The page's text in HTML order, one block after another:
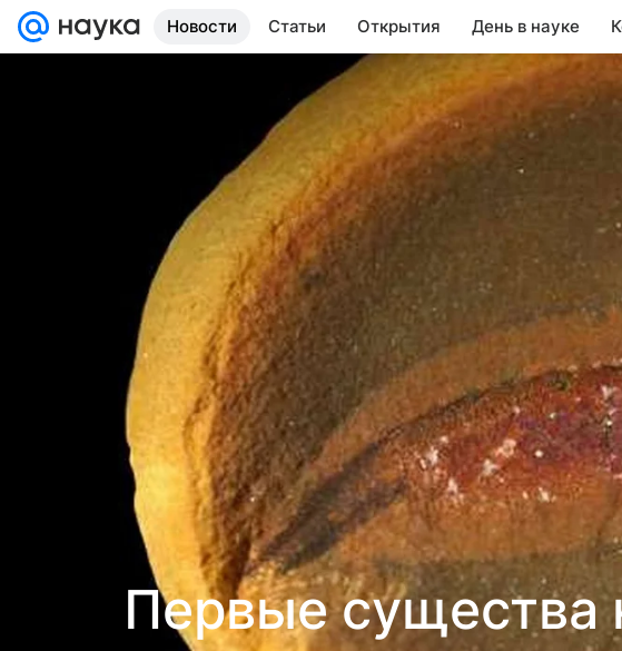
Новости Статьи Открытия День в науке
Первые существа